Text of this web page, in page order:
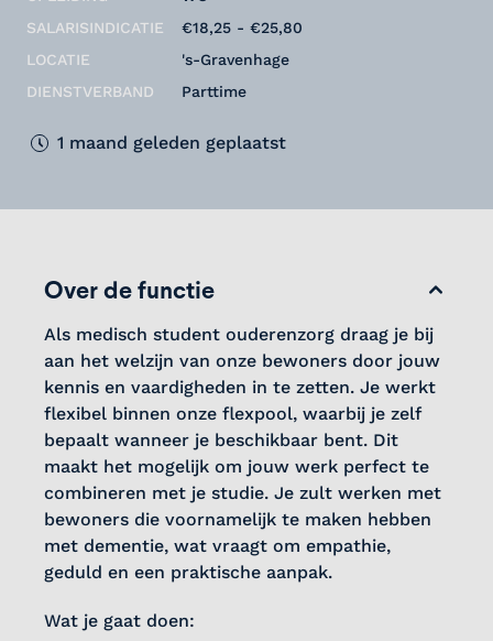
SALARISINDICATIE
LOCATIE
DIENSTVERBAND
€18,25 - €25,80
's-Gravenhage
Parttime
1 maand geleden geplaatst
Over de functie
Als medisch student ouderenzorg draag je bij
aan het welzijn van onze bewoners door jouw
kennis en vaardigheden in te zetten. Je werkt
flexibel binnen onze flexpool, waarbij je zelf
bepaalt wanneer je beschikbaar bent. Dit
maakt het mogelijk om jouw werk perfect te
combineren met je studie. Je zult werken met
bewoners die voornamelijk te maken hebben
met dementie, wat vraagt om empathie,
geduld en een praktische aanpak.
Wat je gaat doen: